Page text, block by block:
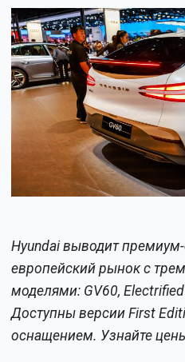
Hyundai выводит
европейский рынок с
моделями: GV60,
Доступны версии First
оснащением. Узнайте